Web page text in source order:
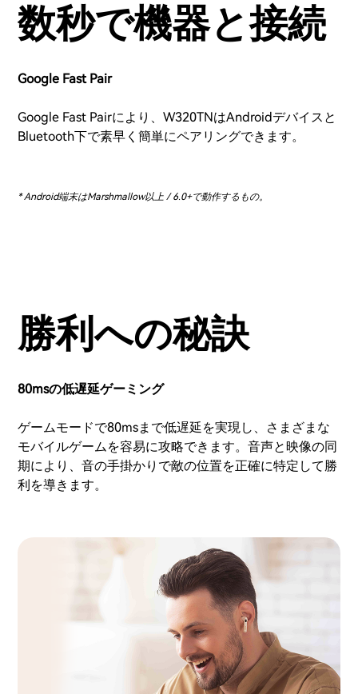
数秒で機器と接続
Google Fast Pair
Google Fast Pairにより、W320TNはAndroidデバイスと
Bluetooth下で素早く簡単にペアリングできます。
* Android端末はMarshmallow以上 / 6.0+で動作するもの。
勝利への秘訣
80msの低遅延ゲーミング
ゲームモードで80msまで低遅延を実現し、さまざまな
モバイルゲームを容易に攻略できます。音声と映像の同
期により、音の手掛かりで敵の位置を正確に特定して勝
利を導きます。